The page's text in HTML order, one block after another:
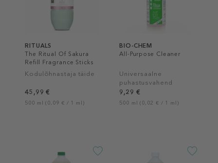
RITUALS
The Ritual Of Sakura
Refill Fragrance Sticks
Kodulõhnastaja täide
45,99 €
500 ml (0,09 € / 1 ml)
BIO-CHEM
All-Purpose Cleaner
Universaalne
puhastusvahend
9,29 €
500 ml (0,02 € / 1 ml)